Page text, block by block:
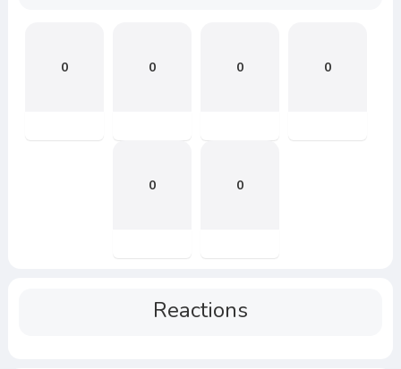
0 0 0 0
0 0
Reactions